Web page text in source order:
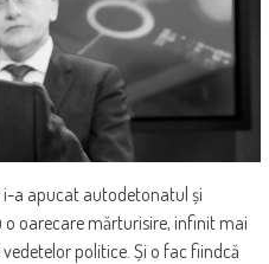
a apucat autodetonatul și
oarecare mărturisire, infinit mai
politice. Și o fac fiindcă